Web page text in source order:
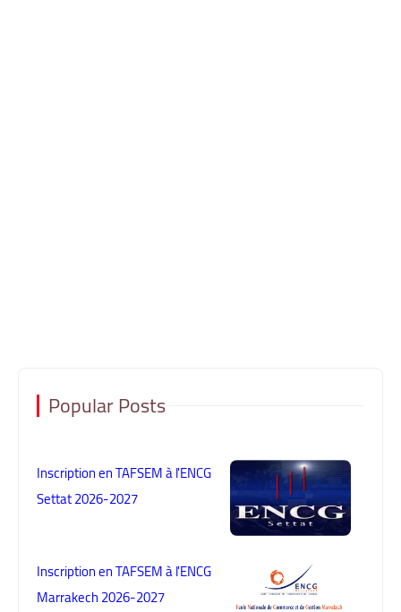
Popular Posts
Inscription en TAFSEM à l'ENCG
Settat 2026-2027
Inscription en TAFSEM à l'ENCG
Marrakech 2026-2027